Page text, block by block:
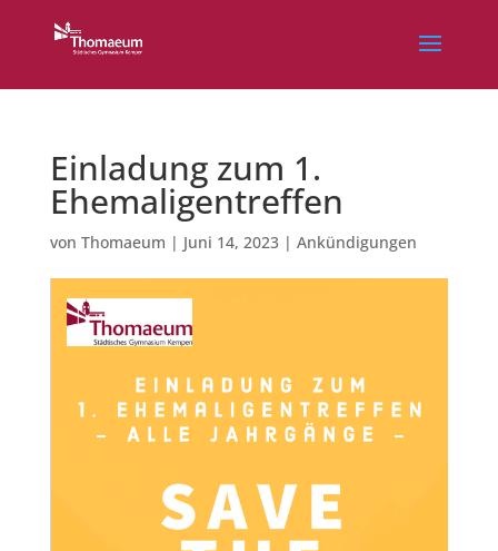
Einladung zum 1.
Ehemaligentreffen
von Thomaeum | Juni 14, 2023| Ankündigungen